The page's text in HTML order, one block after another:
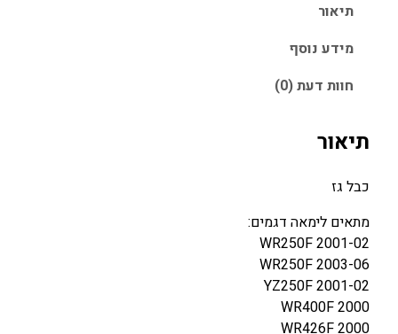
צ
ע
ת
(
ג
ז
)
ל
י
תיאור
מידע נוסף
חוות דעת (0)
תיאור
כבל גז
מתאים לימאה דגמים:
WR250F 2001-02
WR250F 2003-06
YZ250F 2001-02
WR400F 2000
WR426F 2000